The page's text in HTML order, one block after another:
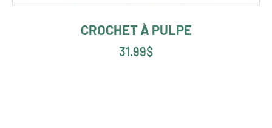
CROCHET À PULPE
31.99$